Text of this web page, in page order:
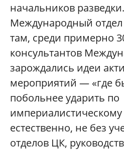
начальников
Международный
там, среди примерно
консультантов
зарождались идеи
мероприятий — «где
побольнее ударить по
естественно, не без
отделов ЦК,